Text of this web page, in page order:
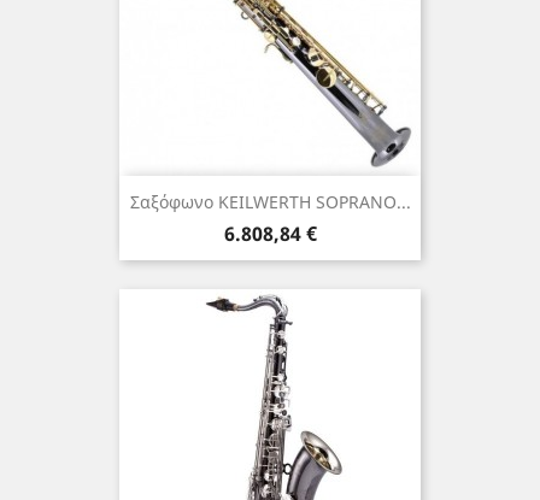
Σαξόφωνο KEILWERTH SOPRANO...
Τιμή
6.808,84 €